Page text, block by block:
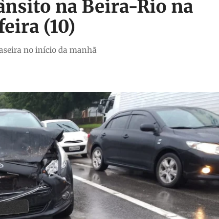
na Beira-Rio na
(10)
no início da manhã